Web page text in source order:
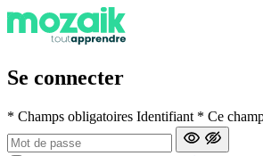
Se connecter
* Champs obligatoires Identifiant * Ce